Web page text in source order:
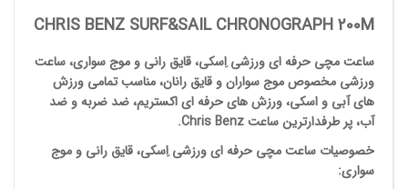
CHRIS BENZ SURF&SAIL CHRONOGRAPH 200M
ساعت مچی حرفه ای ورزشی اِسکی، قایق رانی و موج سواری، ساعت
ورزشی مخصوص موج سواران و قایق رانان، مناسب تمامی ورزش
های آبی و اسکی، ورزش های حرفه ای اکستریم، ضد ضربه و ضد
آب، پر طرفدارترین ساعتChris Benz
.
خصوصیات ساعت مچی حرفه ای ورزشیاِسکی، قایق رانی و موج
سواری: